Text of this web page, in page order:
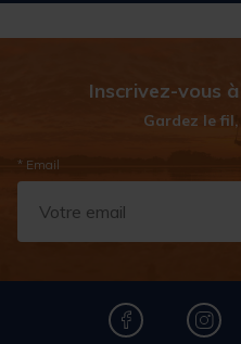
Inscrivez-vous
Gardez le
* Email